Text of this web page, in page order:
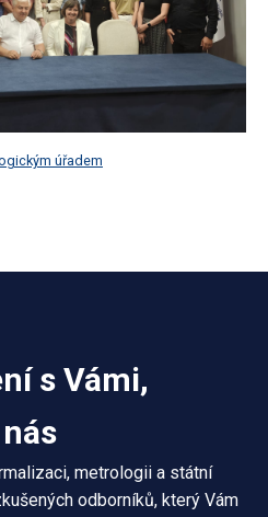
úřadem
s Vámi,
metrologii a státní
odborníků, který Vám